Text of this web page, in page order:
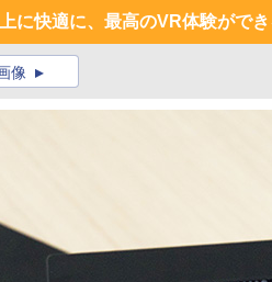
に快適に、最高のVR体験がで
像